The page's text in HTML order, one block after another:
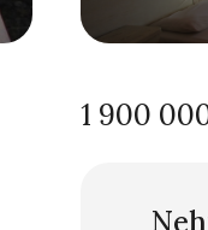
1 900